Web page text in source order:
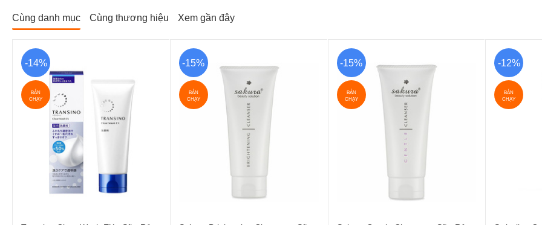
Cùng danh mục Cùng thương hiệu Xem gần đây
-14%
BÁN
CHẠY
-15%
BÁN
CHẠY
-15%
BÁN
CHẠY
-12%
BÁN
CHẠY